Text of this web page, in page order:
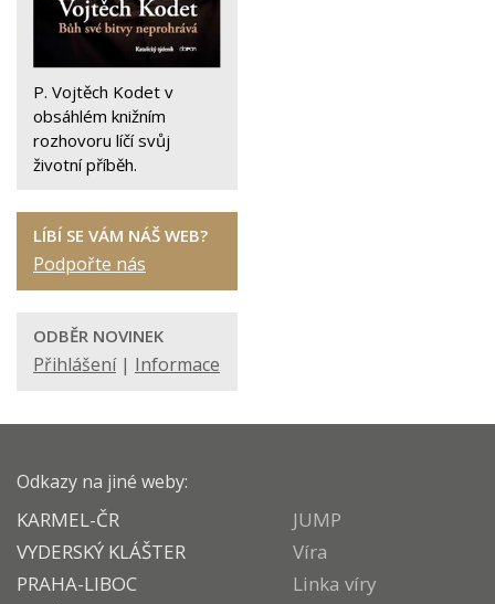
P. Vojtěch Kodet v
obsáhlém knižním
rozhovoru líčí svůj
životní příběh.
LÍBÍ SE VÁM NÁŠ WEB?
Podpořte nás
ODBĚR NOVINEK
Přihlášení| Informace
Odkazy na jiné weby:
KARMEL-ČR
VYDERSKÝ KLÁŠTER
PRAHA-LIBOC
JUMP
Víra
Linka víry